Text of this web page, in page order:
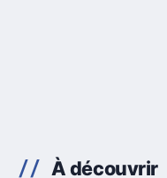
À découvrir